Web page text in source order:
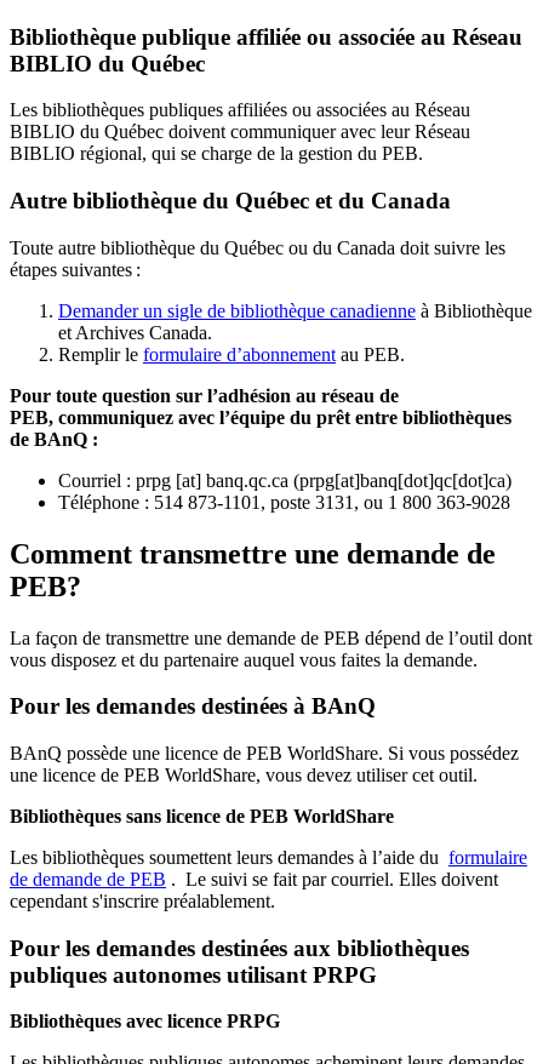
Bibliothèque publique affiliée ou associée au Réseau
BIBLIO du Québec
Les bibliothèques publiques affiliées ou associées au Réseau
BIBLIO du Québec doivent communiquer avec leur Réseau
BIBLIO régional, qui se charge de la gestion du PEB.
Autre bibliothèque du Québec et du Canada
Toute autre bibliothèque du Québec ou du Canada doit suivre les
étapes suivantes :
Demander un sigle de bibliothèque canadienne à Bibliothèque
et Archives Canada.
Remplir le formulaire d’abonnement au PEB.
Pour toute question sur l’adhésion au réseau de
PEB, communiquez avec l’équipe du prêt entre bibliothèques
de BAnQ :
Courriel : prpg [at] banq.qc.ca (prpg[at]banq[dot]qc[dot]ca)
Téléphone : 514 873-1101, poste 3131, ou 1 800 363-9028
Comment transmettre une demande de
PEB?
La façon de transmettre une demande de PEB dépend de l’outil dont
vous disposez et du partenaire auquel vous faites la demande.
Pour les demandes destinées à BAnQ
BAnQ possède une licence de PEB WorldShare. Si vous possédez
une licence de PEB WorldShare, vous devez utiliser cet outil.
Bibliothèques sans licence de PEB WorldShare
Les bibliothèques soumettent leurs demandes à l’aide du formulaire
de demande de PEB . Le suivi se fait par courriel. Elles doivent
cependant s'inscrire préalablement.
Pour les demandes destinées aux bibliothèques
publiques autonomes utilisant PRPG
Bibliothèques avec licence PRPG